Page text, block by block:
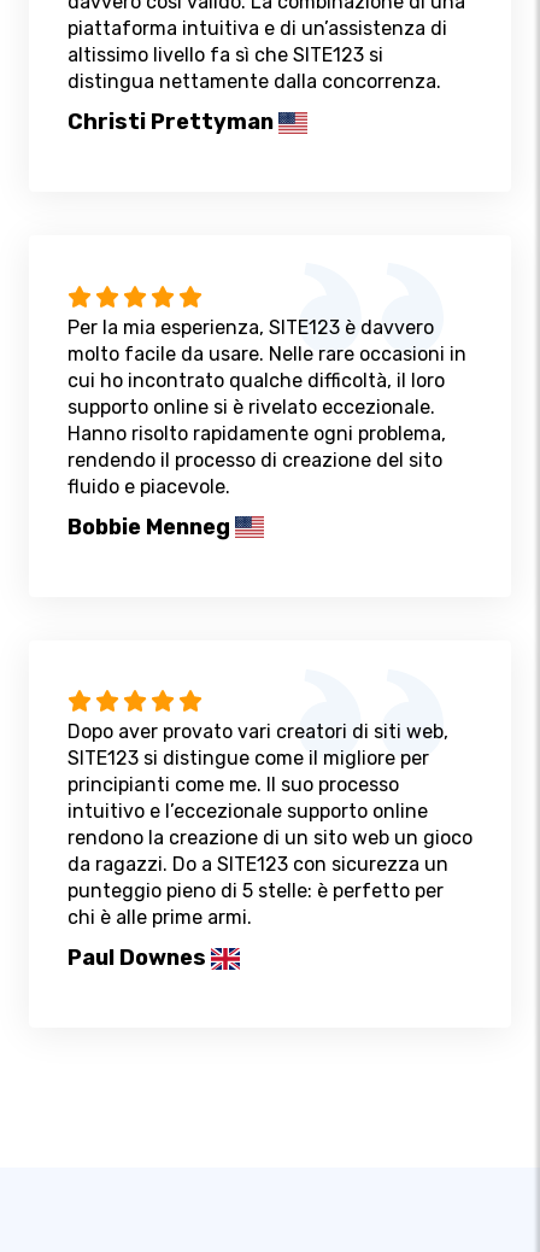
piattaforma intuitiva e di un’assistenza di
altissimo livello fa sì che SITE123 si
distingua nettamente dalla concorrenza.
Christi Prettyman
Per la mia esperienza, SITE123 è davvero
molto facile da usare. Nelle rare occasioni in
cui ho incontrato qualche difficoltà, il loro
supporto online si è rivelato eccezionale.
Hanno risolto rapidamente ogni problema,
rendendo il processo di creazione del sito
fluido e piacevole.
Bobbie Menneg
Dopo aver provato vari creatori di siti web,
SITE123 si distingue come il migliore per
principianti come me. Il suo processo
intuitivo e l’eccezionale supporto online
rendono la creazione di un sito web un gioco
da ragazzi. Do a SITE123 con sicurezza un
punteggio pieno di 5 stelle: è perfetto per
chi è alle prime armi.
Paul Downes